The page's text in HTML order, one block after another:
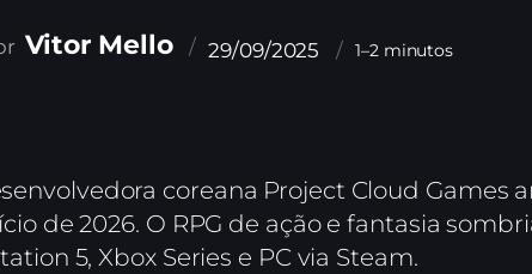
Vitor Mello 29/09/2025 1–2 minutos
coreana Project Cloud Games
de 2026. O RPG de ação e fantasia
5, Xbox Series e PC via Steam.